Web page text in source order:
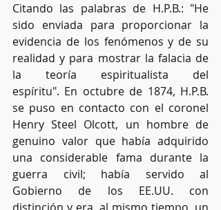
Citando las palabras de H.P.B.: "He
sido enviada para proporcionar la
evidencia de los fenómenos y de su
realidad y para mostrar la falacia de
la teoría espiritualista del
espíritu". En octubre de 1874, H.P.B.
se puso en contacto con el coronel
Henry Steel Olcott, un hombre de
genuino valor que había adquirido
una considerable fama durante la
guerra civil; había servido al
Gobierno de los EE.UU. con